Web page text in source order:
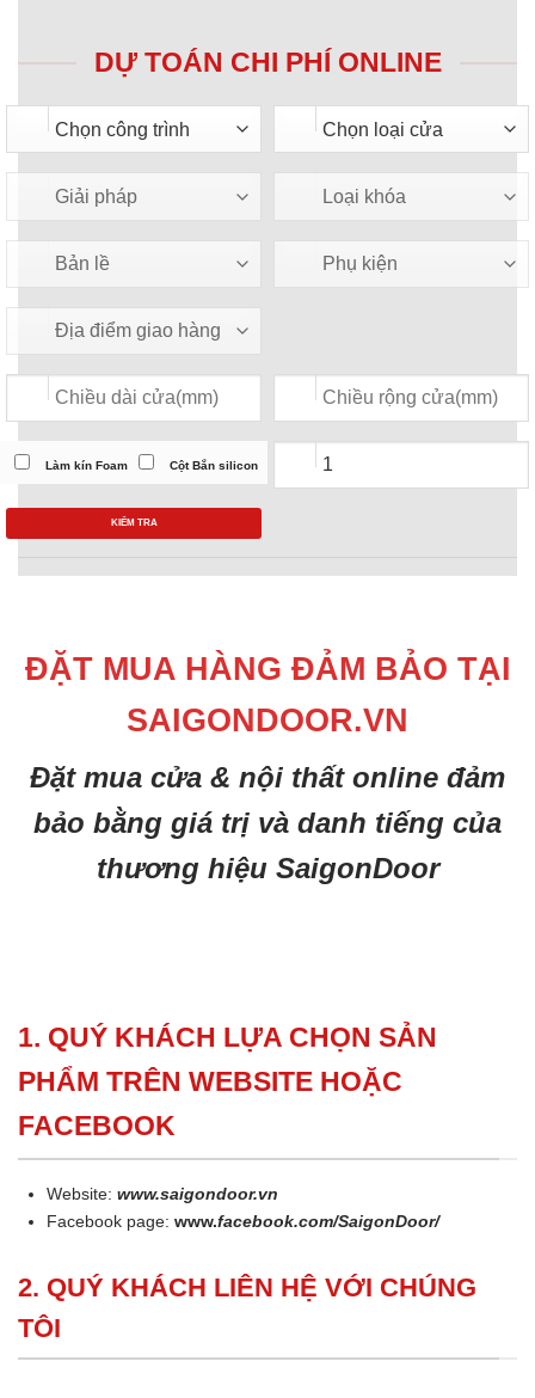
DỰ TOÁN CHI PHÍ ONLINE
Làm kín Foam Cột Bắn silicon
KIỂM TRA
ĐẶT MUA HÀNG ĐẢM BẢO TẠI
SAIGONDOOR.VN
Đặt mua cửa & nội thất online đảm
bảo bằng giá trị và danh tiếng của
thương hiệu SaigonDoor
1. QUÝ KHÁCH LỰA CHỌN SẢN
PHẨM TRÊN WEBSITE HOẶC
FACEBOOK
Website:www.saigondoor.vn
Facebook page:www.facebook.com/SaigonDoor/
2. QUÝ KHÁCH LIÊN HỆ VỚI CHÚNG
TÔI